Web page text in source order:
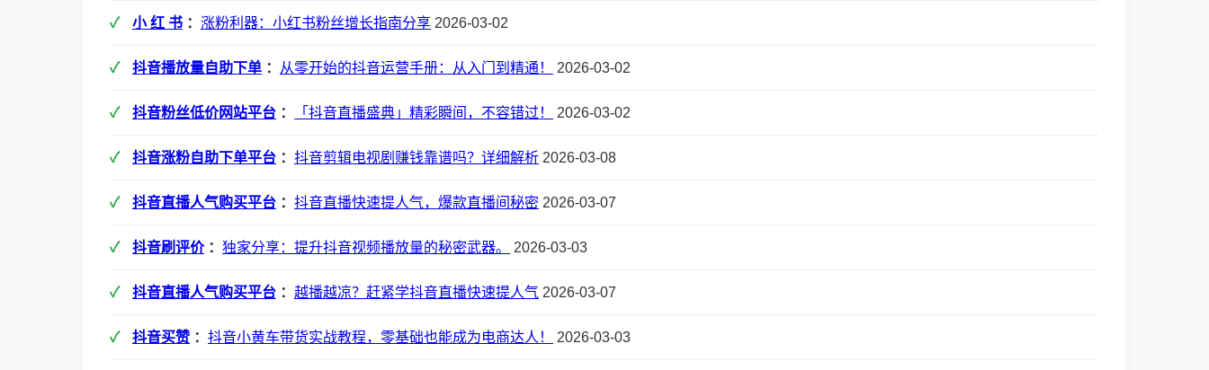
小 红 书 ： 涨粉利器：小红书粉丝增长指南分享 2026-03-02
抖音播放量自助下单 ： 从零开始的抖音运营手册：从入门到精通！ 2026-03-02
抖音粉丝低价网站平台 ： 「抖音直播盛典」精彩瞬间，不容错过！ 2026-03-02
抖音涨粉自助下单平台 ： 抖音剪辑电视剧赚钱靠谱吗？详细解析 2026-03-08
抖音直播人气购买平台 ： 抖音直播快速提人气，爆款直播间秘密 2026-03-07
抖音刷评价： 独家分享：提升抖音视频播放量的秘密武器。 2026-03-03
抖音直播人气购买平台 ： 越播越凉？赶紧学抖音直播快速提人气 2026-03-07
抖音买赞 ： 抖音小黄车带货实战教程，零基础也能成为电商达人！ 2026-03-03